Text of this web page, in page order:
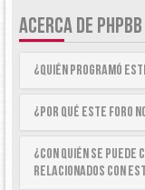
ACERCA DE PHPBB
¿Quién programó
¿Por qué este foro
¿Con quién se
relacionados con